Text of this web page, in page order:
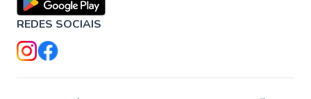
REDES SOCIAIS